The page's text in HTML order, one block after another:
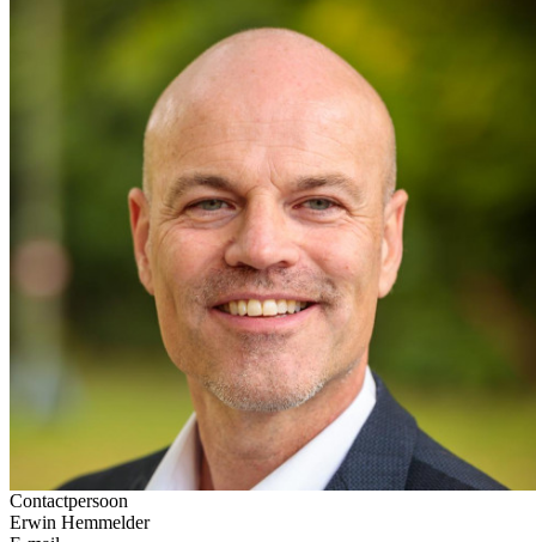
Contactpersoon
Erwin Hemmelder